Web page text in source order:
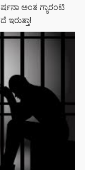
ಅಂತ ಗ್ಯಾರಂಟಿ